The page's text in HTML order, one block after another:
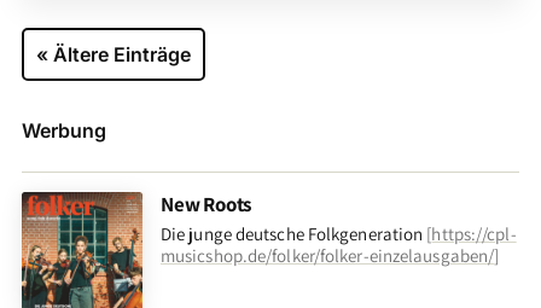
« Ältere Einträge
Werbung
New Roots
Die junge deutsche Folkgeneration [https://cpl-
musicshop.de/folker/folker-einzelausgaben/]